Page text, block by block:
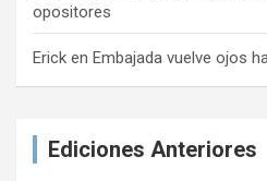
opositores
Erick en Embajada vuelve ojos
Ediciones Anteriores